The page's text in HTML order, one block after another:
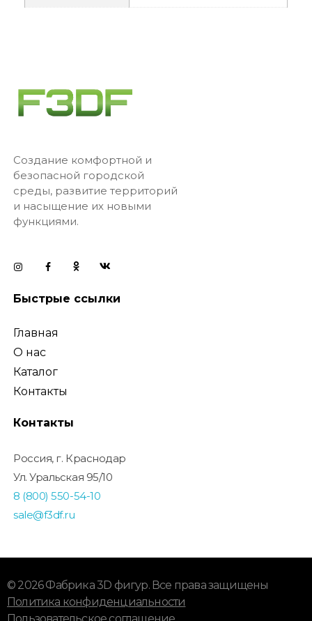
Создание комфортной и
безопасной городской
среды, развитие территорий
и насыщение их новыми
функциями.
Быстрые ссылки
Главная
О нас
Каталог
Контакты
Контакты
Россия, г. Краснодар
Ул. Уральская 95/10
8 (800) 550-54-10
sale@f3df.ru
© 2026 Фабрика 3D фигур. Все права защищены
Политика конфиденциальности
Пользовательское соглашение